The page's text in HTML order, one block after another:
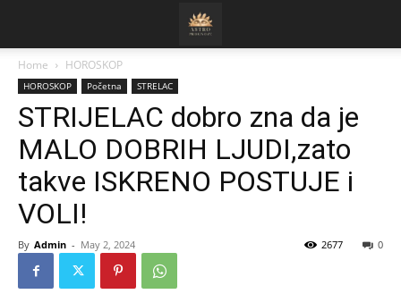
Home HOROSKOP
HOROSKOP Početna STRELAC
STRIJELAC dobro zna da je
MALO DOBRIH LJUDI,zato
takve ISKRENO POSTUJE i
VOLI!
By Admin - May 2, 2024 0
2677